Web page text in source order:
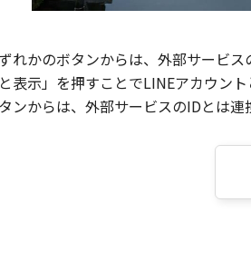
れかのボタンからは、外部サービス
と表示」を押すことでLINEアカウント
ンからは、外部サービスのIDとは連